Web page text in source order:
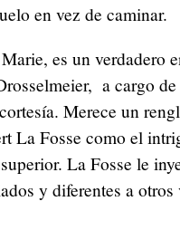
en vez de caminar.
es un verdadero
a cargo
Merece un
La Fosse como el
La Fosse le
y diferentes a